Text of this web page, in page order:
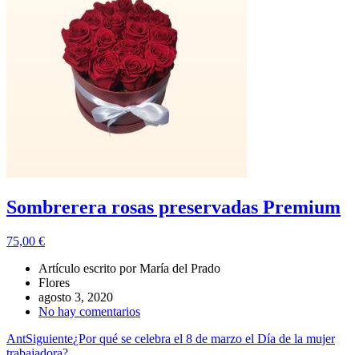
Sombrerera rosas preservadas Premium
75,00 €
Artículo escrito porMaría del Prado
Flores
agosto 3, 2020
No hay comentarios
AntSiguiente¿Por qué se celebra el 8 de marzo el Día de la mujer